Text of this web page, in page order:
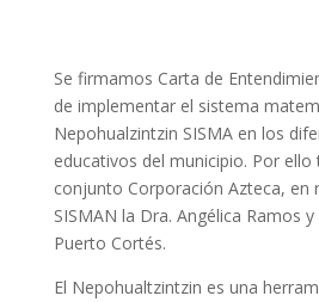
Se firmamos Carta de
de implementar el sistema
Nepohualzintzin SISMA en los
educativos del municipio. Por
conjunto Corporación Azteca, en
SISMAN la Dra. Angélica Ramos
Puerto Cortés.
El Nepohualtzintzin es una